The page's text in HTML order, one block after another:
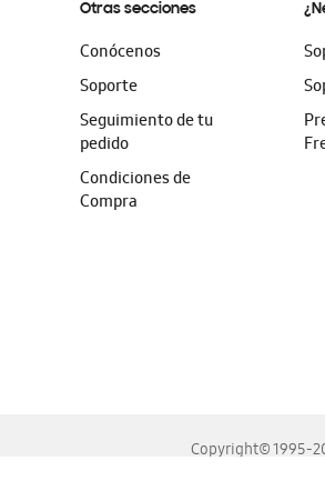
Otras secciones
Conócenos
Soporte
Seguimiento de tu
pedido
Condiciones de
Compra
Copyright© 1995-